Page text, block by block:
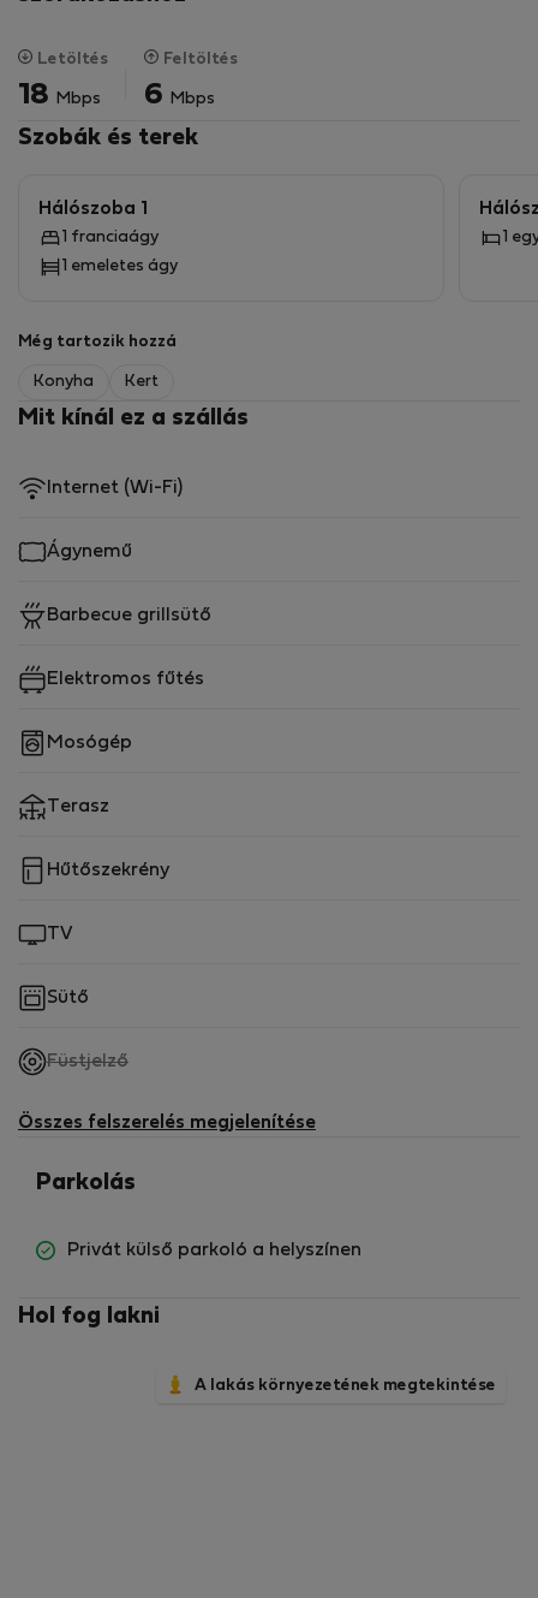
Letöltés
18 Mbps
Feltöltés
6 Mbps
Szobák és terek
Hálószoba 1
1 franciaágy
1 emeletes ágy
1
Még tartozik hozzá
Konyha Kert
Mit kínál ez a szállás
Internet (Wi-Fi)
Ágynemű
Barbecue grillsütő
Elektromos fűtés
Mosógép
Terasz
Hűtőszekrény
TV
Sütő
Füstjelző,
elérhető
Összes felszerelés megjelenítése
Parkolás
Privát külső parkoló a helyszínen
Hol fog lakni
A lakás környezetének megtekintése